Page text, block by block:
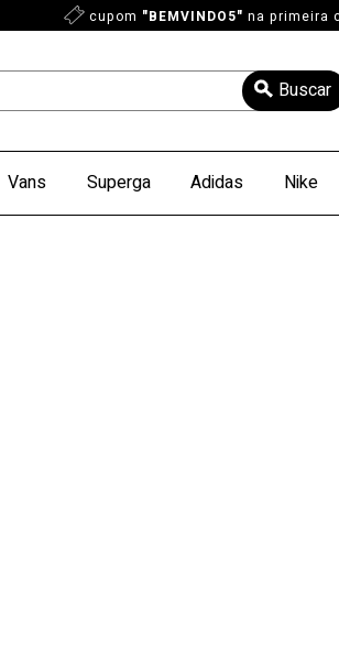
cupom "BEMVINDO5" na primeira
Vans Superga Adidas Nike